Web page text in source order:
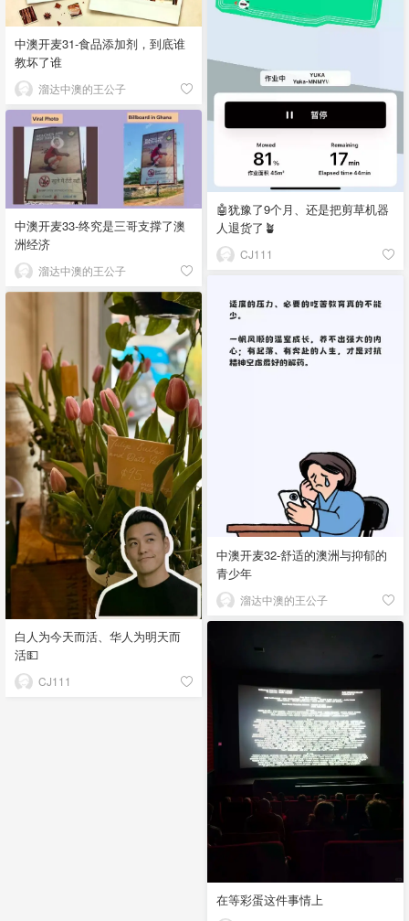
🤖犹豫了9个月、还是把剪草机器
人退货了🪴
CJ111
中澳开麦31-食品添加剂，到底谁
教坏了谁
溜达中澳的王公子
中澳开麦33-终究是三哥支撑了澳
洲经济
溜达中澳的王公子
中澳开麦32-舒适的澳洲与抑郁的
青少年
溜达中澳的王公子
白人为今天而活、华人为明天而
活💵
CJ111
在等彩蛋这件事情上